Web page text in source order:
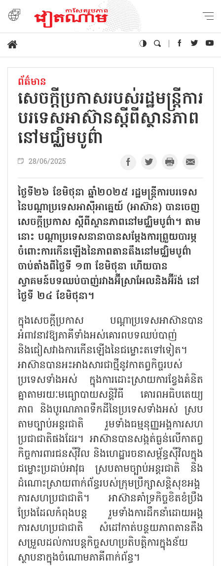
ព័ត៌មាន
សេចក្តីប្រកាសរបស់រដ្ឋមន្ត្រីការ
បរទេសអាស៊ានស្តីពីស្ថានភាព
នៅមជ្ឈិមបូព៌ា
28/06/2025
ថ្ងៃទី២៦ ខែមិថុនា ឆ្នាំ២០២៥ រដ្ឋមន្ត្រីការបរទេស
នៃបណ្តាប្រទេសអាស៊ីអាគ្នេយ៍ (អាស៊ាន) បានចេញ
សេចក្តីប្រកាស ស្តីពីស្ថានភាពនៅមជ្ឈិមបូព៌ា។ តាម
នោះ បណ្តាប្រទេសនានាបានសម្តែងការព្រួយបារម្ភ
ចំពោះការកើនឡើងនៃភាពតានតឹងនៅមជ្ឈិមបូព៌ា
ចាប់តាំងពីថ្ងៃទី ១៣ ខែមិថុនា ហើយបាន
ស្វាគមន៍បទឈប់បាញ់រវាងអ៊ីស្រាអែលនិងអ៊ីរ៉ង់ នៅ
ថ្ងៃទី ២៤ ខែមិថុនា។
ក្នុងសេចក្តីប្រកាស បណ្តាប្រទេសអាស៊ានបាន
អំពាវនាវឱ្យភាគីទាំងអស់គោរពបទឈប់បាញ់
និងជៀសវាងការកើនឡើងនៃជម្លោះតទៅទៀត។
អាស៊ានបានអះអាងសារជាថ្មីនូវកាតព្វកិច្ចរបស់
ប្រទេសទាំងអស់ ក្នុងការដោះស្រាយការខ្វែងគំនិត
គ្នាតាមរយៈមធ្យោបាយសន្តិវិធី គោរពអធិបតេយ្យ
ភាព និងបូរណភាពទឹកដីនៃប្រទេសទាំងអស់ ស្រប
តាមច្បាប់អន្តរជាតិ រួមទាំងធម្មនុញ្ញអង្គការសហ
ប្រជាជាតិផងដែរ។ អាស៊ានបានសង្កត់ធ្ងន់លើកាតព្វ
កិច្ចការពារជនស៊ីវិល និងហេដ្ឋារចនាសម្ព័ន្ធស៊ីវិលក្នុង
ជម្លោះប្រដាប់អាវុធ ស្របតាមច្បាប់អន្តរជាតិ និង
ដំណោះស្រាយពាក់ព័ន្ធរបស់ក្រុមប្រឹក្សាសន្តិសុខអង្គ
ការសហប្រជាជាតិ។ អាស៊ានគាំទ្រកិច្ចខិតខំប្រឹង
ប្រែងដែលកំពុងបន្ត រួមទាំងការដឹកនាំដោយអង្គ
ការសហប្រជាជាតិ សំដៅកាត់បន្ថយភាពតានតឹង
សម្រួលដល់ការបន្តកិច្ចសហប្រតិបត្តិការក្នុងន័យ
ស្ថាបនាក្នុងចំណោមភាគីពាក់ព័ន្ធ។